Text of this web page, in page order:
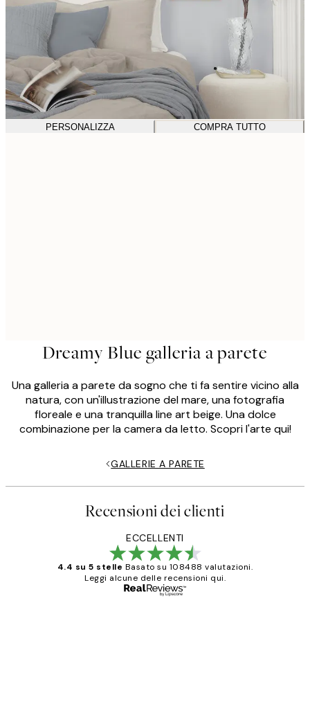
PERSONALIZZA COMPRA TUTTO
Dreamy Blue galleria a parete
Una galleria a parete da sogno che ti fa sentire vicino alla
natura, con un'illustrazione del mare, una fotografia
floreale e una tranquilla line art beige. Una dolce
combinazione per la camera da letto. Scopri l'arte qui!
GALLERIE A PARETE
Recensioni dei clienti
ECCELLENTI
4.4 su 5 stelle Basato su 108488 valutazioni.
Leggi alcune delle recensioni qui.